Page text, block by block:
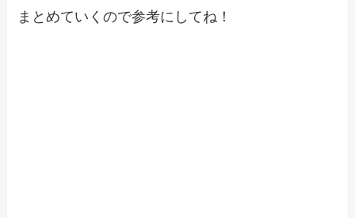
まとめていくので参考にしてね！